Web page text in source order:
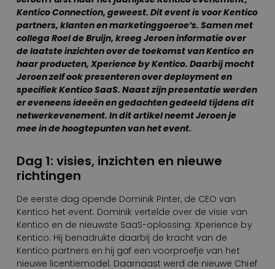
Kentico Connection, geweest. Dit event is voor Kentico
partners, klanten en marketinggoeroe’s. Samen met
collega Roel de Bruijn, kreeg Jeroen informatie over
de laatste inzichten over de toekomst van Kentico en
haar producten, Xperience by Kentico. Daarbij mocht
Jeroen zelf ook presenteren over deployment en
specifiek Kentico SaaS. Naast zijn presentatie werden
er eveneens ideeën en gedachten gedeeld tijdens dit
netwerkevenement. In dit artikel neemt Jeroen je
mee in de hoogtepunten van het event.
Dag 1: visies, inzichten en nieuwe
richtingen
De eerste dag opende Dominik Pinter, de CEO van
Kentico het event. Dominik vertelde over de visie van
Kentico en de nieuwste SaaS-oplossing: Xperience by
Kentico. Hij benadrukte daarbij de kracht van de
Kentico partners en hij gaf een voorproefje van het
nieuwe licentiemodel. Daarnaast werd de nieuwe Chief